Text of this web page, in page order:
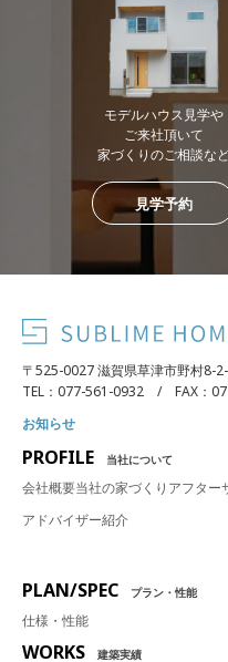
モデルハウス見学や
ご来社頂いて
家づくりのご相談な
見学予約
〒525-0027 滋賀県草津市野村8-
TEL：077-561-0932 / FAX：
お知らせ
PROFILE 当社について
会社概要当社の家づくり アフター
アドバイザー紹介
PLAN/SPEC プラン・性能
仕様・性能
WORKS 建築実績